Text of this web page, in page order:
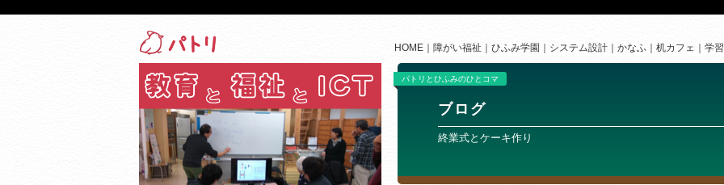
HOME 障がい福祉 ひふみ学園 システム設計 かなふ 机カフェ 学
パトリとひふみのひとコマ
ブログ
終業式とケーキ作り